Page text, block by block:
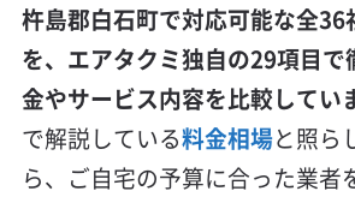
杵島郡白石町で対応可能な全36
を、エアタクミ独自の29項目で
金やサービス内容を比較してい
で解説している料金相場と照ら
ら、ご自宅の予算に合った業者